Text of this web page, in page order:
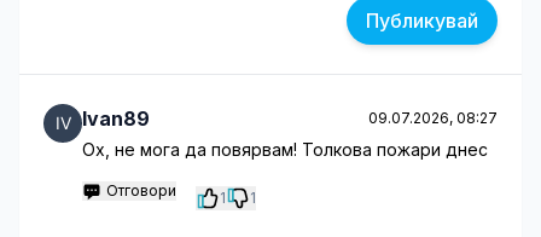
Публикувай
Ivan89 09.07.2026, 08:27
Ох, не мога да повярвам! Толкова пожари днес
Отговори 1 1